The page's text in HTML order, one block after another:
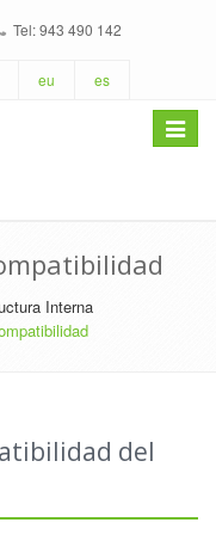
Tel: 943 490 142
eu es
Toggle
Interna
del